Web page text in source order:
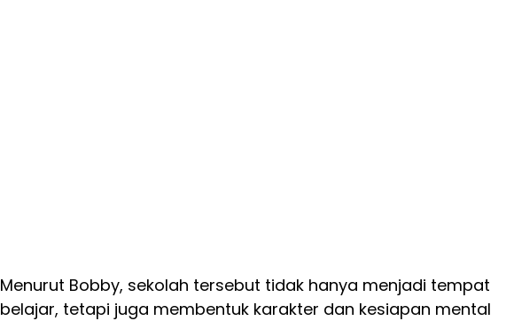
Menurut Bobby, sekolah tersebut tidak hanya menjadi tempat
belajar, tetapi juga membentuk karakter dan kesiapan mental